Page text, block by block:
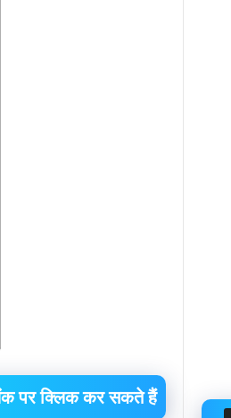
पर क्लिक कर सकते हैं